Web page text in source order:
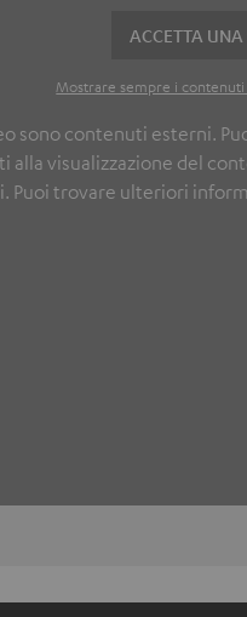
ACCETTA
Mostrare sempre i
sono contenuti esterni.
alla visualizzazione del
Puoi trovare ulteriori